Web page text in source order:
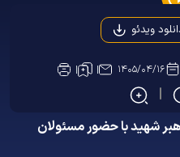
ویدئو
۱۴۰۵/۰۴/۱۶
شهید با حضور مسئولان